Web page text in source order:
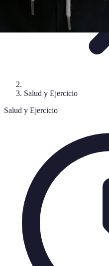
Salud y Ejercicio
Salud y Ejercicio